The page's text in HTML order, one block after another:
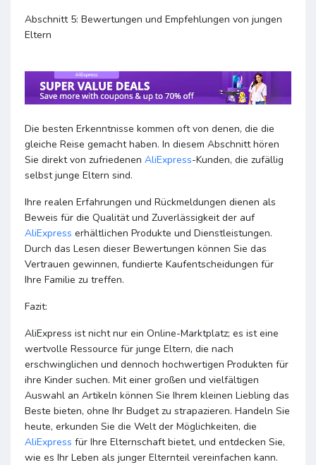
Abschnitt 5: Bewertungen und Empfehlungen von jungen
Eltern
Die besten Erkenntnisse kommen oft von denen, die die
gleiche Reise gemacht haben. In diesem Abschnitt hören
Sie direkt von zufriedenen AliExpress-Kunden, die zufällig
selbst junge Eltern sind.
Ihre realen Erfahrungen und Rückmeldungen dienen als
Beweis für die Qualität und Zuverlässigkeit der auf
AliExpress erhältlichen Produkte und Dienstleistungen.
Durch das Lesen dieser Bewertungen können Sie das
Vertrauen gewinnen, fundierte Kaufentscheidungen für
Ihre Familie zu treffen.
Fazit:
AliExpress ist nicht nur ein Online-Marktplatz; es ist eine
wertvolle Ressource für junge Eltern, die nach
erschwinglichen und dennoch hochwertigen Produkten für
ihre Kinder suchen. Mit einer großen und vielfältigen
Auswahl an Artikeln können Sie Ihrem kleinen Liebling das
Beste bieten, ohne Ihr Budget zu strapazieren. Handeln Sie
heute, erkunden Sie die Welt der Möglichkeiten, die
AliExpress für Ihre Elternschaft bietet, und entdecken Sie,
wie es Ihr Leben als junger Elternteil vereinfachen kann.